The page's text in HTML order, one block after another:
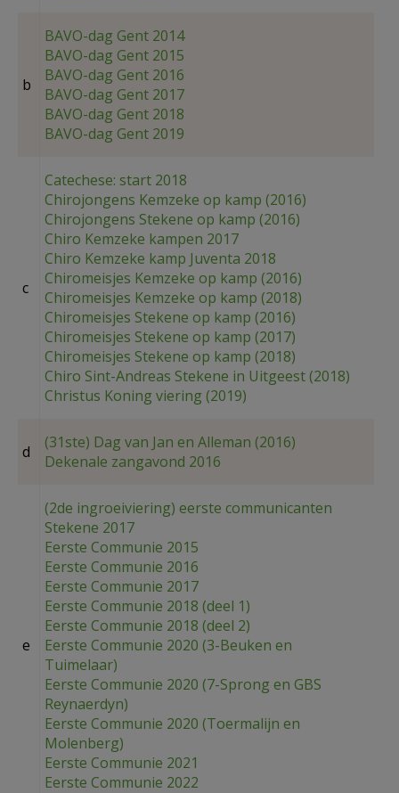
b
BAVO-dag Gent 2014
BAVO-dag Gent 2015
BAVO-dag Gent 2016
BAVO-dag Gent 2017
BAVO-dag Gent 2018
BAVO-dag Gent 2019
c
Catechese: start 2018
Chirojongens Kemzeke op kamp (2016)
Chirojongens Stekene op kamp (2016)
Chiro Kemzeke kampen 2017
Chiro Kemzeke kamp Juventa 2018
Chiromeisjes Kemzeke op kamp (2016)
Chiromeisjes Kemzeke op kamp (2018)
Chiromeisjes Stekene op kamp (2016)
Chiromeisjes Stekene op kamp (2017)
Chiromeisjes Stekene op kamp (2018)
Chiro Sint-Andreas Stekene in Uitgeest (2018)
Christus Koning viering (2019)
d
(31ste) Dag van Jan en Alleman (2016)
Dekenale zangavond 2016
e
(2de ingroeiviering) eerste communicanten
Stekene 2017
Eerste Communie 2015
Eerste Communie 2016
Eerste Communie 2017
Eerste Communie 2018 (deel 1)
Eerste Communie 2018 (deel 2)
Eerste Communie 2020 (3-Beuken en
Tuimelaar)
Eerste Communie 2020 (7-Sprong en GBS
Reynaerdyn)
Eerste Communie 2020 (Toermalijn en
Molenberg)
Eerste Communie 2021
Eerste Communie 2022